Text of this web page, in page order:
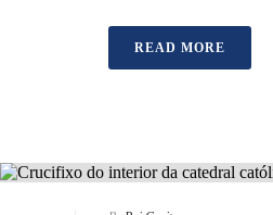
READ MORE